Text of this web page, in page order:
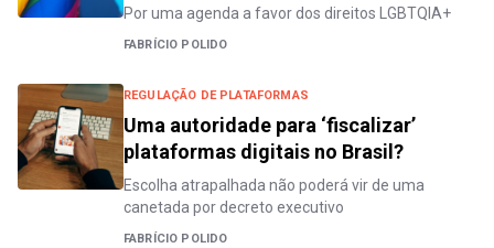
Por uma agenda a favor dos direitos LGBTQIA+
FABRÍCIO POLIDO
REGULAÇÃO DE PLATAFORMAS
Uma autoridade para ‘fiscalizar’
plataformas digitais no Brasil?
Escolha atrapalhada não poderá vir de uma
canetada por decreto executivo
FABRÍCIO POLIDO